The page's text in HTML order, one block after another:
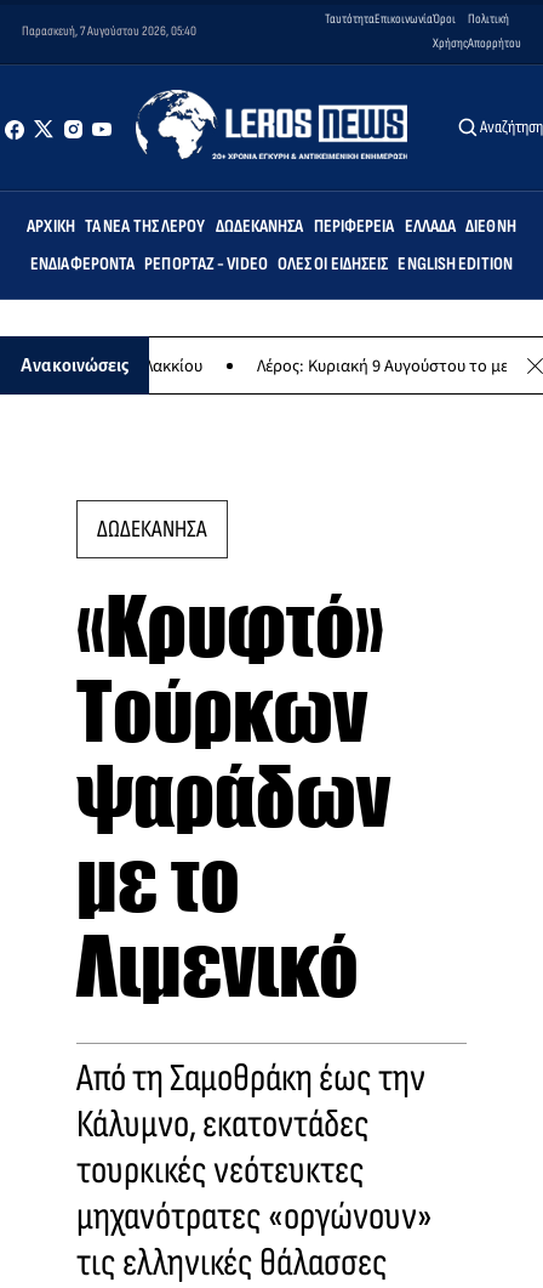
Παρασκευή, 7 Αυγούστου 2026, 05:40
ΤαυτότηταΕπικοινωνίαΌροι
Χρήσης
Πολιτική
Απορρήτου
Αναζήτηση
ΑΡΧΙΚΉ ΤΑ ΝΈΑ ΤΗΣ ΛΈΡΟΥ ΔΩΔΕΚΆΝΗΣΑ ΠΕΡΙΦΈΡΕΙΑ ΕΛΛΆΔΑ ΔΙΕΘΝΉ
ΕΝΔΙΑΦΈΡΟΝΤΑ ΡΕΠΟΡΤΆΖ - VIDEO ΌΛΕΣ ΟΙ ΕΙΔΉΣΕΙΣ ENGLISH EDITION
Ανακοινώσεις
Λακκίου Λέρος: Κυριακή 9 Αυγούστου το μεγαλύτερο
ΔΩΔΕΚΑΝΗΣΑ
«Κρυφτό»
Τούρκων
ψαράδων
με το
Λιμενικό
Από τη Σαμοθράκη έως την
Κάλυμνο, εκατοντάδες
τουρκικές νεότευκτες
μηχανότρατες «οργώνουν»
τις ελληνικές θάλασσες